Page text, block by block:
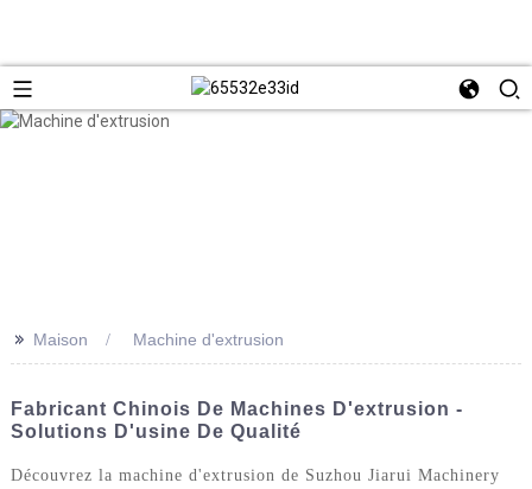
>> Maison Machine d'extrusion
Fabricant Chinois De Machines D'extrusion -
Solutions D'usine De Qualité
Découvrez la machine d'extrusion de Suzhou Jiarui Machinery